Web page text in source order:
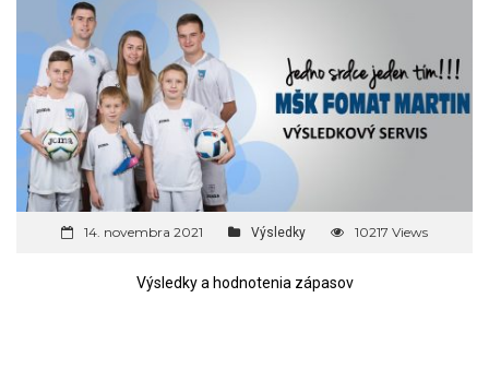
14. novembra 2021 Výsledky 10217 Views
Výsledky a hodnotenia zápasov